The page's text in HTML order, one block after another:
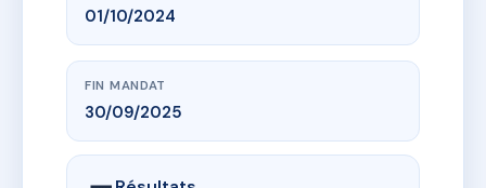
01/10/2024
FIN MANDAT
30/09/2025